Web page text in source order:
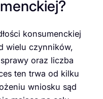
konsumenckiej
wielu czynników,
oraz liczba
ten trwa od kilku
wniosku sąd